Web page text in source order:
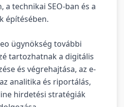
a technikai SEO-ban és a
építésében.
ügynökség további
tartozhatnak a digitális
és végrehajtása, az e-
analitika és riportálás,
hirdetési stratégiák